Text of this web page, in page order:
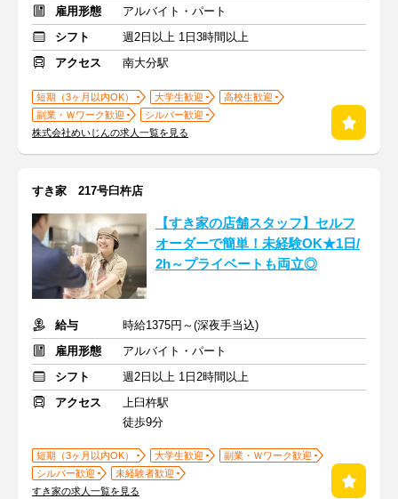
雇用形態
アルバイト・パート
シフト
週2日以上 1日3時間以上
アクセス
南大分駅
短期（3ヶ月以内OK） 大学生歓迎
高校生歓迎
副業・Ｗワーク歓迎
シルバー歓迎
株式会社めいじんの求人一覧を見る
すき家 217号臼杵店
【すき家の店舗スタッフ】セルフ
オーダーで簡単！未経験OK★1日/
2h～プライベートも両立◎
給与
時給1375円～(深夜手当込)
雇用形態
アルバイト・パート
シフト
週2日以上 1日2時間以上
アクセス
上臼杵駅
徒歩9分
短期（3ヶ月以内OK） 大学生歓迎
副業・Ｗワーク歓迎
シルバー歓迎
未経験者歓迎
すき家の求人一覧を見る